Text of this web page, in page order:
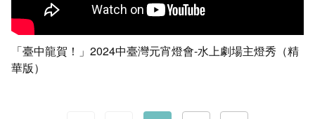
「臺中龍賀！」2024中臺灣元宵燈會-水上劇場主燈秀（精
華版）